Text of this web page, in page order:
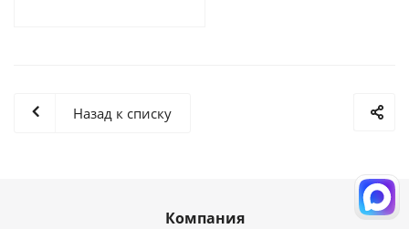
Назад к списку
Компания